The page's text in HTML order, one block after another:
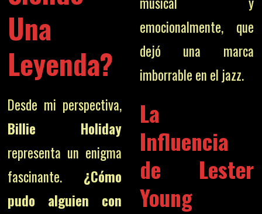
Una
Leyenda?
Desde mi perspectiva,
Billie Holiday
representa un enigma
fascinante. ¿Cómo
pudo alguien con
emocionalmente, que
dejó una marca
imborrable en el jazz.
La
Influencia
de Lester
Young